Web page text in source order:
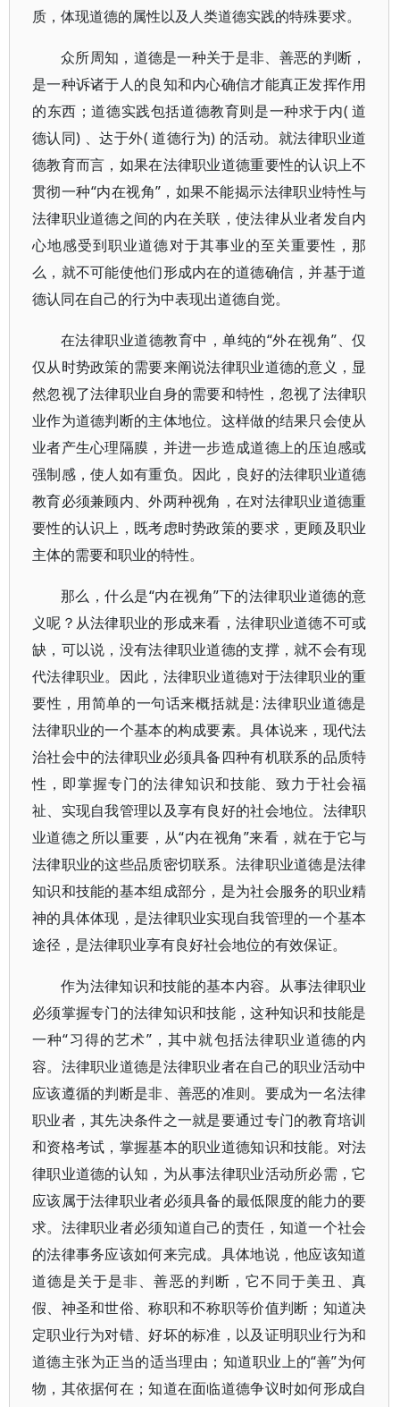
质，体现道德的属性以及人类道德实践的特殊要求。
众所周知，道德是一种关于是非、善恶的判断，
是一种诉诸于人的良知和内心确信才能真正发挥作用
的东西；道德实践包括道德教育则是一种求于内( 道
德认同) 、达于外( 道德行为) 的活动。就法律职业道
德教育而言，如果在法律职业道德重要性的认识上不
贯彻一种“内在视角”，如果不能揭示法律职业特性与
法律职业道德之间的内在关联，使法律从业者发自内
心地感受到职业道德对于其事业的至关重要性，那
么，就不可能使他们形成内在的道德确信，并基于道
德认同在自己的行为中表现出道德自觉。
在法律职业道德教育中，单纯的“外在视角”、仅
仅从时势政策的需要来阐说法律职业道德的意义，显
然忽视了法律职业自身的需要和特性，忽视了法律职
业作为道德判断的主体地位。这样做的结果只会使从
业者产生心理隔膜，并进一步造成道德上的压迫感或
强制感，使人如有重负。因此，良好的法律职业道德
教育必须兼顾内、外两种视角，在对法律职业道德重
要性的认识上，既考虑时势政策的要求，更顾及职业
主体的需要和职业的特性。
那么，什么是“内在视角”下的法律职业道德的意
义呢？从法律职业的形成来看，法律职业道德不可或
缺，可以说，没有法律职业道德的支撑，就不会有现
代法律职业。因此，法律职业道德对于法律职业的重
要性，用简单的一句话来概括就是: 法律职业道德是
法律职业的一个基本的构成要素。具体说来，现代法
治社会中的法律职业必须具备四种有机联系的品质特
性，即掌握专门的法律知识和技能、致力于社会福
祉、实现自我管理以及享有良好的社会地位。法律职
业道德之所以重要，从“内在视角”来看，就在于它与
法律职业的这些品质密切联系。法律职业道德是法律
知识和技能的基本组成部分，是为社会服务的职业精
神的具体体现，是法律职业实现自我管理的一个基本
途径，是法律职业享有良好社会地位的有效保证。
作为法律知识和技能的基本内容。从事法律职业
必须掌握专门的法律知识和技能，这种知识和技能是
一种“习得的艺术”，其中就包括法律职业道德的内
容。法律职业道德是法律职业者在自己的职业活动中
应该遵循的判断是非、善恶的准则。要成为一名法律
职业者，其先决条件之一就是要通过专门的教育培训
和资格考试，掌握基本的职业道德知识和技能。对法
律职业道德的认知，为从事法律职业活动所必需，它
应该属于法律职业者必须具备的最低限度的能力的要
求。法律职业者必须知道自己的责任，知道一个社会
的法律事务应该如何来完成。具体地说，他应该知道
道德是关于是非、善恶的判断，它不同于美丑、真
假、神圣和世俗、称职和不称职等价值判断；知道决
定职业行为对错、好坏的标准，以及证明职业行为和
道德主张为正当的适当理由；知道职业上的“善”为何
物，其依据何在；知道在面临道德争议时如何形成自